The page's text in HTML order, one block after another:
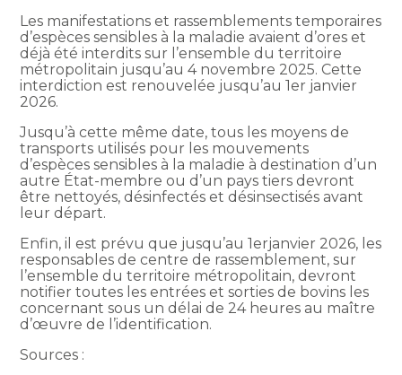
Les manifestations et rassemblements temporaires
d’espèces sensibles à la maladie avaient d’ores et
déjà été interdits sur l’ensemble du territoire
métropolitain jusqu’au 4 novembre 2025. Cette
interdiction est renouvelée jusqu’au 1er janvier
2026.
Jusqu’à cette même date, tous les moyens de
transports utilisés pour les mouvements
d’espèces sensibles à la maladie à destination d’un
autre État-membre ou d’un pays tiers devront
être nettoyés, désinfectés et désinsectisés avant
leur départ.
Enfin, il est prévu que jusqu’au 1erjanvier 2026, les
responsables de centre de rassemblement, sur
l’ensemble du territoire métropolitain, devront
notifier toutes les entrées et sorties de bovins les
concernant sous un délai de 24 heures au maître
d’œuvre de l’identification.
Sources :